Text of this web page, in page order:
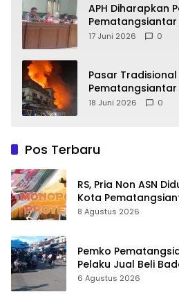
APH Diharapkan
Pematangsiantar
Kebocoran PAD
17 Juni 2026 0
Pasar
18 Juni 2026 0
Pos Terbaru
RS, Pria Non ASN
Kota
Proyek ke Kontraktor
8 Agustus 2026
Pemko
Pelaku Jual Beli
6 Agustus 2026